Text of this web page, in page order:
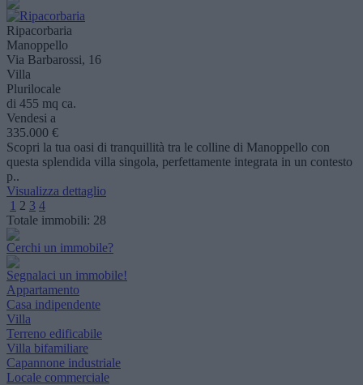
Ripacorbaria
Manoppello
Via Barbarossi, 16
Villa
Plurilocale
di 455 mq ca.
Vendesi a
335.000 €
Scopri la tua oasi di tranquillità tra le colline di Manoppello con
questa splendida villa singola, perfettamente integrata in un contesto
p..
Visualizza dettaglio
1 2 3 4
Totale immobili: 28
Cerchi un immobile?
Segnalaci un immobile!
Appartamento
Casa indipendente
Villa
Terreno edificabile
Villa bifamiliare
Capannone industriale
Locale commerciale